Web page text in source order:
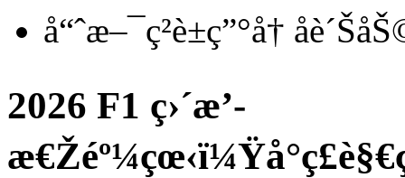
å“ˆæ–¯ç²è±ç”°å†
2026 F1 ç›´æ’­